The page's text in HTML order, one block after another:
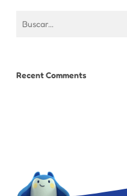
Recent Comments